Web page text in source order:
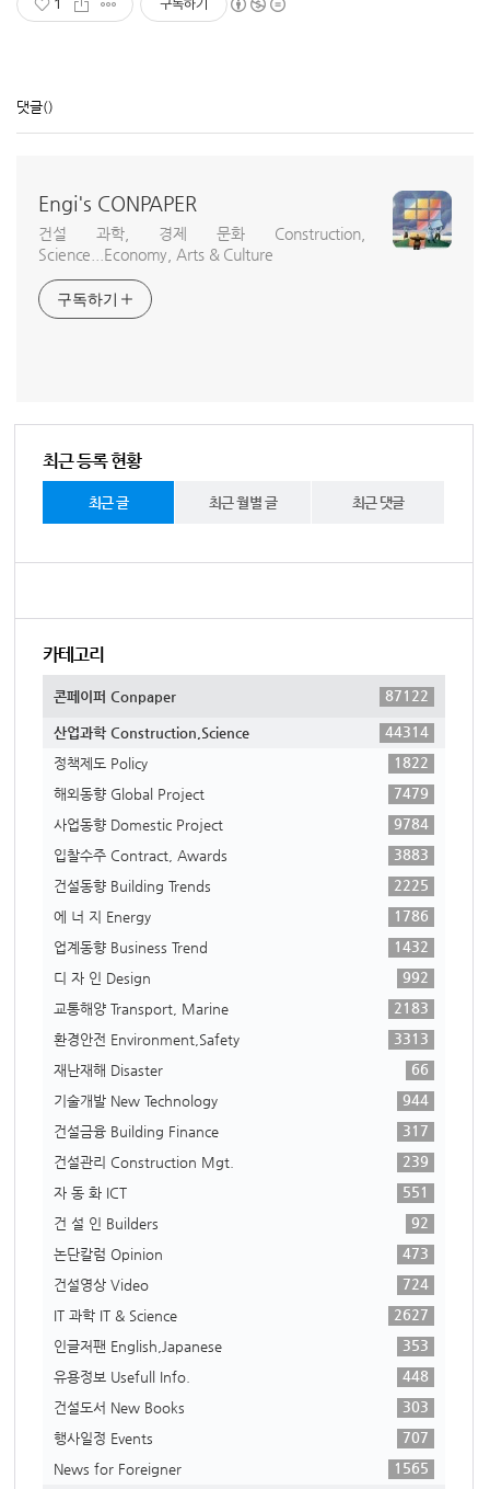
1 구독하기
댓글()
Engi's CONPAPER
건설 과학, 경제 문화 Construction,
Science...Economy, Arts & Culture
구독하기
최근 등록 현황
최근 글 최근 월별 글 최근 댓글
카테고리
콘페이퍼 Conpaper 87122
산업과학 Construction,Science
44314
정책제도 Policy
1822
해외동향 Global Project
7479
사업동향 Domestic Project
9784
입찰수주 Contract, Awards
3883
건설동향 Building Trends
2225
에 너 지 Energy
1786
업계동향 Business Trend
1432
디 자 인 Design
992
교통해양 Transport, Marine
2183
환경안전 Environment,Safety
3313
재난재해 Disaster
66
기술개발 New Technology
944
건설금융 Building Finance
317
건설관리 Construction Mgt.
239
자 동 화 ICT
551
건 설 인 Builders
92
논단칼럼 Opinion
473
건설영상 Video
724
IT 과학 IT & Science
2627
인글저팬 English,Japanese
353
유용정보 Usefull Info.
448
건설도서 New Books
303
행사일정 Events
707
News for Foreigner
1565